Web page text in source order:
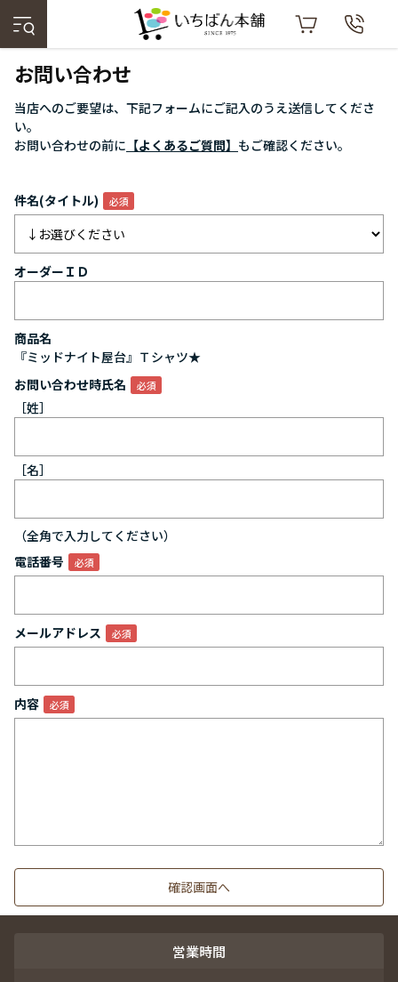
お問い合わせ
当店へのご要望は、下記フォームにご記入のうえ送信してくださ
い。
お問い合わせの前に 【よくあるご質問】 もご確認ください。
件名(タイトル)
オーダーＩＤ
商品名
『ミッドナイト屋台』Ｔシャツ★
お問い合わせ時氏名
［姓］
［名］
（全角で入力してください）
電話番号
メールアドレス
内容
営業時間